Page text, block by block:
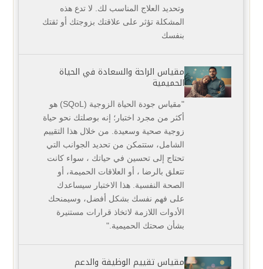
وتحديد العلاج ‏المناسب لك. لا تدع هذه
المشكلة تؤثر على علاقتك بزوجتك أو ثقتك
بنفسك
مقياس الراحة والسعادة في الحياة
الحميمية
‏"مقياس جودة الحياة الزوجية (‏SQoL‏) هو
أكثر من مجرد اختبار؛ إنه بوصلتك نحو حياة
زوجية صحية وسعيدة. من ‏خلال هذا التقييم
الشامل، ستتمكن من تحديد الجوانب التي
تحتاج إلى تحسين في حياتك ، سواء كانت
تتعلق بالرضا ‏، أو العلاقات الحميمة، أو
الصحة النفسية. هذا الاختبار سيساعدك
على فهم نفسك بشكل أفضل، وسيمنحك
‏الأدوات اللازمة لاتخاذ قرارات مستنيرة
بشأن صحتك الحميمية."‏
مقياس تقييم الوظيفة والدعم